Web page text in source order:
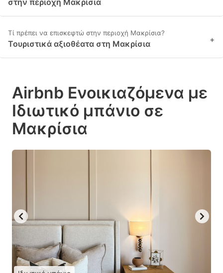
στην περιοχή Μακρίσια
Τί πρέπει να επισκεφτώ στην περιοχή Μακρίσια?
Τουριστικά αξιοθέατα στη Μακρίσια +
Airbnb Ενοικιαζόμενα με
Ιδιωτικό μπάνιο σε
Μακρίσια